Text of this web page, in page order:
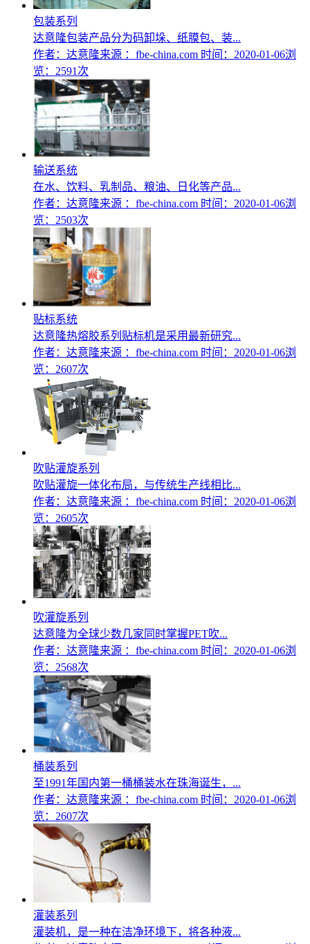
包装系列
达意隆包装产品分为码卸垛、纸膜包、装...
作者：达意隆来源 ：fbe-china.com 时间：2020-01-06浏
览：2591次
输送系统
在水、饮料、乳制品、粮油、日化等产品...
作者：达意隆来源 ：fbe-china.com 时间：2020-01-06浏
览：2503次
贴标系统
达意隆热熔胶系列贴标机是采用最新研究...
作者：达意隆来源 ：fbe-china.com 时间：2020-01-06浏
览：2607次
吹贴灌旋系列
吹贴灌旋一体化布局，与传统生产线相比...
作者：达意隆来源 ：fbe-china.com 时间：2020-01-06浏
览：2605次
吹灌旋系列
达意隆为全球少数几家同时掌握PET吹...
作者：达意隆来源 ：fbe-china.com 时间：2020-01-06浏
览：2568次
桶装系列
至1991年国内第一桶桶装水在珠海诞生，...
作者：达意隆来源 ：fbe-china.com 时间：2020-01-06浏
览：2607次
灌装系列
灌装机，是一种在洁净环境下，将各种液...